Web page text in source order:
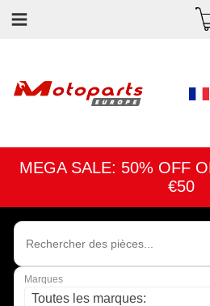
MEGA SALE: 50% OFF
€50
Marques
Toutes les marques: